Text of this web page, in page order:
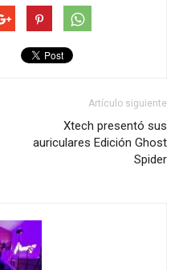
Artículo siguiente
Xtech presentó sus
auriculares Edición Ghost
Spider